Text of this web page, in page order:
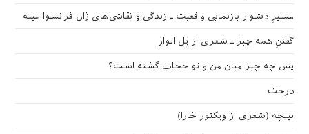
مسیرِ دشوار بازنمایی واقعیت ـ زندگی و نقاشی‌های ژان فرانسوا میله
گفتنِ همه چیز ـ شعری از پل الوار
پس چه چیز میان من و تو حجاب گشته است؟
درخت
بیلچه (شعری از ویکتور خارا)